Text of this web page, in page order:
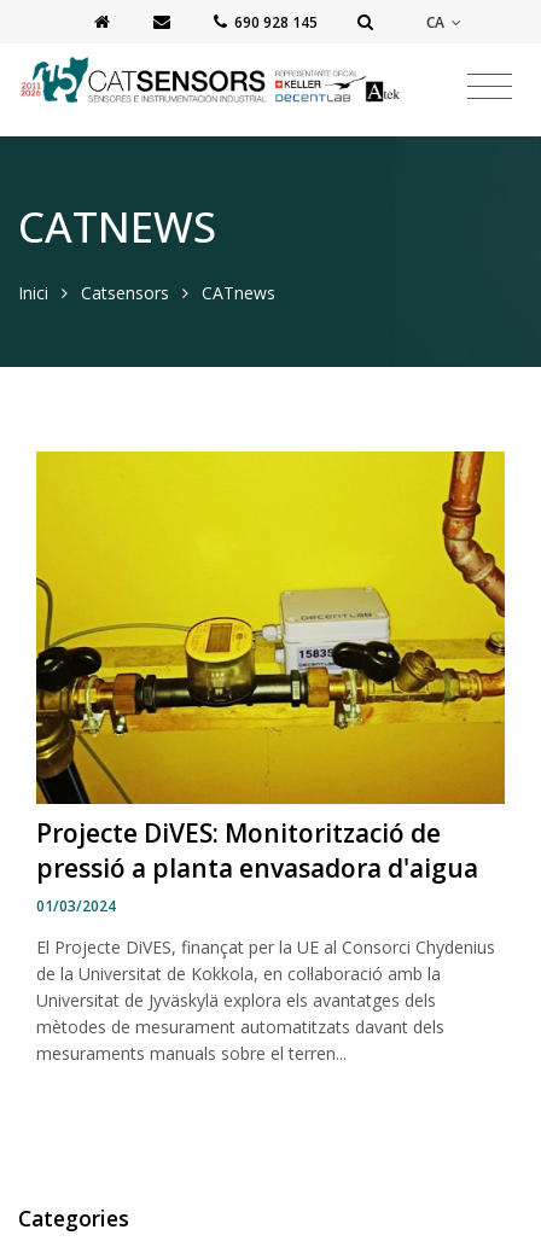
‭690 928 145‬ CA
CATNEWS
Inici Catsensors CATnews
Projecte DiVES: Monitorització de
pressió a planta envasadora d'aigua
01/03/2024
El Projecte DiVES, finançat per la UE al Consorci Chydenius
de la Universitat de Kokkola, en col·laboració amb la
Universitat de Jyväskylä explora els avantatges dels
mètodes de mesurament automatitzats davant dels
mesuraments manuals sobre el terren...
Categories